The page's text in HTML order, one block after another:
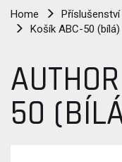
Home Příslušenství
Košík ABC-50 (bílá)
50